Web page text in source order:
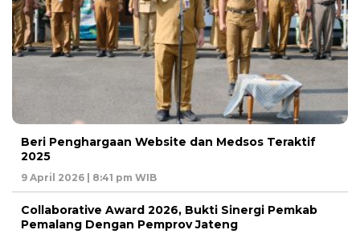
Beri Penghargaan Website dan Medsos Teraktif
2025
9 April 2026 | 8:41 pm WIB
Collaborative Award 2026, Bukti Sinergi Pemkab
Pemalang Dengan Pemprov Jateng